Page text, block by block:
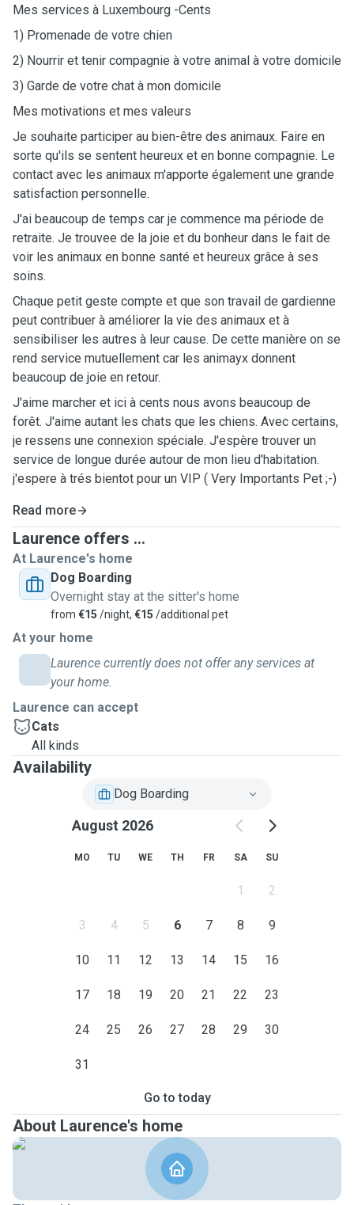
Mes services à Luxembourg -Cents
1) Promenade de votre chien
2) Nourrir et tenir compagnie à votre animal à votre domicile
3) Garde de votre chat à mon domicile
Mes motivations et mes valeurs
Je souhaite participer au bien-être des animaux. Faire en
sorte qu'ils se sentent heureux et en bonne compagnie. Le
contact avec les animaux m'apporte également une grande
satisfaction personnelle.
J'ai beaucoup de temps car je commence ma période de
retraite. Je trouvee de la joie et du bonheur dans le fait de
voir les animaux en bonne santé et heureux grâce à ses
soins.
Chaque petit geste compte et que son travail de gardienne
peut contribuer à améliorer la vie des animaux et à
sensibiliser les autres à leur cause. De cette manière on se
rend service mutuellement car les animayx donnent
beaucoup de joie en retour.
J'aime marcher et ici à cents nous avons beaucoup de
forêt. J'aime autant les chats que les chiens. Avec certains,
je ressens une connexion spéciale. J'espère trouver un
service de longue durée autour de mon lieu d'habitation.
j'espere à trés bientot pour un VIP ( Very Importants Pet ;-)
Read more
Laurence offers ...
At Laurence's home
Dog Boarding
Overnight stay at the sitter's home
from €15 /night, €15 /additional pet
At your home
Laurence currently does not offer any services at
your home.
Laurence can accept
Cats
All kinds
Availability
Dog Boarding
August 2026
MO TU WE TH FR SA SU
1 2
3 4 5 6 7 8 9
10 11 12 13 14 15 16
17 18 19 20 21 22 23
24 25 26 27 28 29 30
31
Go to today
About Laurence's home